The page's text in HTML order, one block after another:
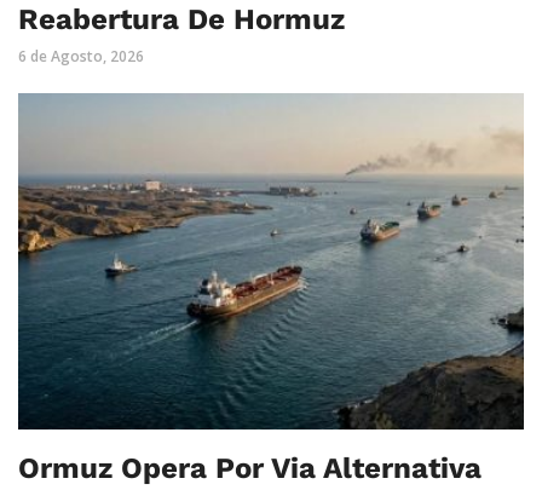
Reabertura De Hormuz
6 de Agosto, 2026
Ormuz Opera Por Via Alternativa